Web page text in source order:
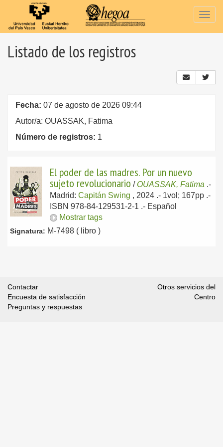
Listado de los registros
Fecha: 07 de agosto de 2026 09:44
Autor/a: OUASSAK, Fatima
Número de registros: 1
El poder de las madres. Por un nuevo
sujeto revolucionario / OUASSAK, Fatima .-
Madrid: Capitán Swing , 2024 .- 1vol; 167pp .-
ISBN 978-84-129531-2-1 .- Español
Mostrar tags
Signatura: M-7498 ( libro )
Contactar
Encuesta de satisfacción
Preguntas y respuestas
Otros servicios del
Centro